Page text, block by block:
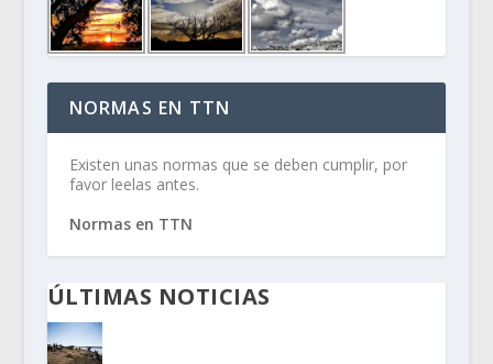
NORMAS EN TTN
Existen unas normas que se deben cumplir, por
favor leelas antes.
Normas en TTN
ÚLTIMAS NOTICIAS